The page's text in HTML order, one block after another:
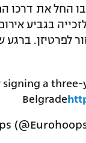
בו החל את
בגביע
לפרטיזן.
signing a
Belgrade